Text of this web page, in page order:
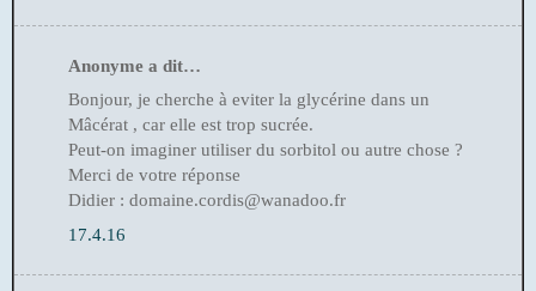
Anonyme a dit…
Bonjour, je cherche à eviter la glycérine dans un
Mâcérat , car elle est trop sucrée.
Peut-on imaginer utiliser du sorbitol ou autre chose ?
Merci de votre réponse
Didier : domaine.cordis@wanadoo.fr
17.4.16